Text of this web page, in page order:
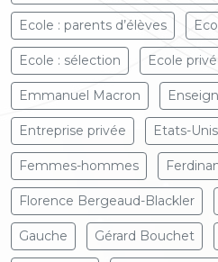
Ecole : parents d’élèves
Ecole : sélection Ecole
Emmanuel Macron
Entreprise privée Etats-
Femmes-hommes
Florence Bergeaud-Blackler
Gauche Gérard Bouchet